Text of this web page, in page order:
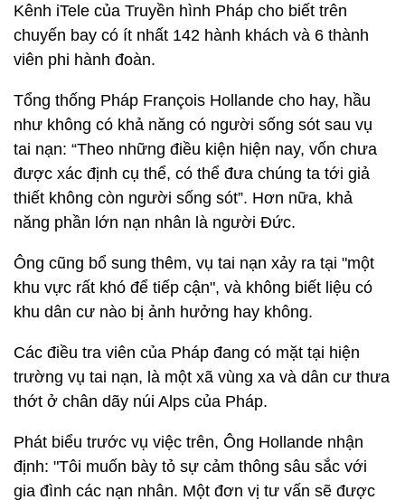
Kênh iTele của Truyền hình Pháp cho biết trên
chuyến bay có ít nhất 142 hành khách và 6 thành
viên phi hành đoàn.
Tổng thống Pháp François Hollande cho hay, hầu
như không có khả năng có người sống sót sau vụ
tai nạn: “Theo những điều kiện hiện nay, vốn chưa
được xác định cụ thể, có thể đưa chúng ta tới giả
thiết không còn người sống sót”. Hơn nữa, khả
năng phần lớn nạn nhân là người Đức.
Ông cũng bổ sung thêm, vụ tai nạn xảy ra tại "một
khu vực rất khó để tiếp cận", và không biết liệu có
khu dân cư nào bị ảnh hưởng hay không.
Các điều tra viên của Pháp đang có mặt tại hiện
trường vụ tai nạn, là một xã vùng xa và dân cư thưa
thớt ở chân dãy núi Alps của Pháp.
Phát biểu trước vụ việc trên, Ông Hollande nhận
định: "Tôi muốn bày tỏ sự cảm thông sâu sắc với
gia đình các nạn nhân. Một đơn vị tư vấn sẽ được